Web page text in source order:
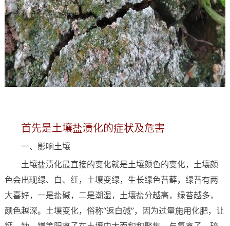
首先是土壤盐渍化的症状及危害
一、影响土壤
土壤盐渍化最直接的变化就是土壤颜色的变化，土壤颜
色会出现绿、白、红，土壤变绿，生长绿色苔藓，绿苔有两
大喜好，一是盐碱，二是潮湿，土壤盐分越高，绿苔越多，
颜色越深。土壤变化，俗称“返白碱”，因为过量施用化肥，让